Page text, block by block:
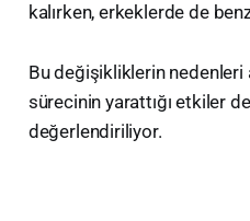
kalırken, erkeklerde de
Bu değişikliklerin nedenleri
sürecinin yarattığı etkiler
değerlendiriliyor.